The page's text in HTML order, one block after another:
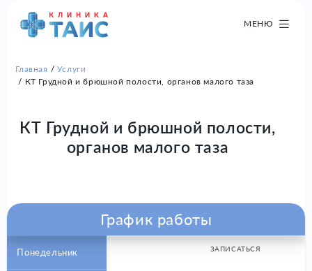
МЕНЮ
Главная
Услуги
КТ Грудной и брюшной полости, органов малого таза
КТ Грудной и брюшной полости,
органов малого таза
График работы
Понедельник ЗАПИСАТЬСЯ